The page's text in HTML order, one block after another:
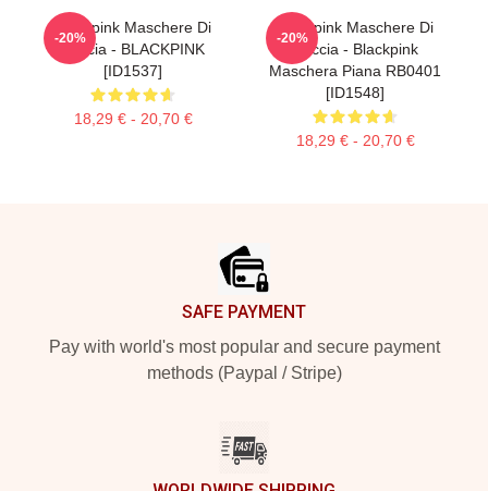
Blackpink Maschere Di
Faccia - BLACKPINK
[ID1537]
18,29 € - 20,70 €
-20%
Blackpink Maschere Di
Faccia - Blackpink
Maschera Piana RB0401
[ID1548]
18,29 € - 20,70 €
-20%
SAFE PAYMENT
Pay with world's most popular and secure payment
methods (Paypal / Stripe)